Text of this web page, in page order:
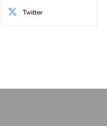
Twitter